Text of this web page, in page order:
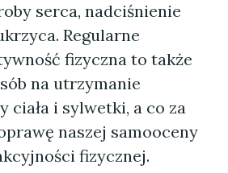
serca, nadciśnienie
Regularne
fizyczna to także
na utrzymanie
ciała i sylwetki, a co za
naszej samooceny
fizycznej.